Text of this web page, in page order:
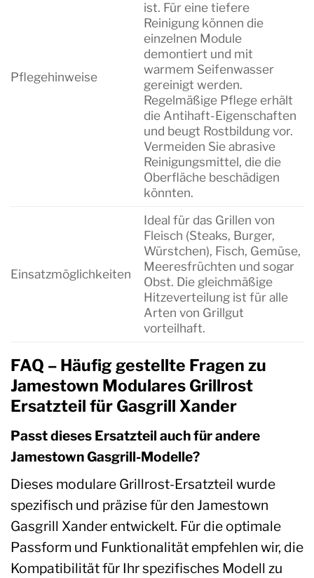
Pflegehinweise
ist. Für eine tiefere
Reinigung können die
einzelnen Module
demontiert und mit
warmem Seifenwasser
gereinigt werden.
Regelmäßige Pflege erhält
die Antihaft-Eigenschaften
und beugt Rostbildung vor.
Vermeiden Sie abrasive
Reinigungsmittel, die die
Oberfläche beschädigen
könnten.
Einsatzmöglichkeiten
Ideal für das Grillen von
Fleisch (Steaks, Burger,
Würstchen), Fisch, Gemüse,
Meeresfrüchten und sogar
Obst. Die gleichmäßige
Hitzeverteilung ist für alle
Arten von Grillgut
vorteilhaft.
FAQ – Häufig gestellte Fragen zu
Jamestown Modulares Grillrost
Ersatzteil für Gasgrill Xander
Passt dieses Ersatzteil auch für andere
Jamestown Gasgrill-Modelle?
Dieses modulare Grillrost-Ersatzteil wurde
spezifisch und präzise für den Jamestown
Gasgrill Xander entwickelt. Für die optimale
Passform und Funktionalität empfehlen wir, die
Kompatibilität für Ihr spezifisches Modell zu